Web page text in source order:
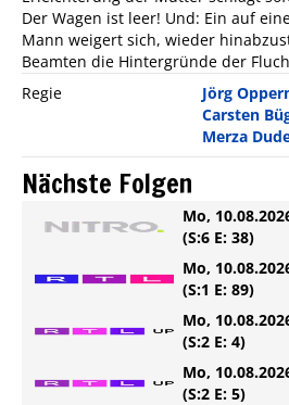
Der Wagen ist leer! Und: Ein auf
Mann weigert sich, wieder
Beamten die Hintergründe der
Regie
Jörg
Carsten
Merza
Nächste Folgen
Mo,
(S:6 E: 38)
Mo,
(S:1 E: 89)
Mo,
(S:2 E: 4)
Mo,
(S:2 E: 5)